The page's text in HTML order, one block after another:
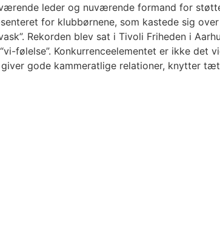
leder og nuværende formand for
for klubbørnene, som kastede sig
Rekorden blev sat i Tivoli Friheden i
følelse”. Konkurrenceelementet er ikke
gode kammeratlige relationer, knytter